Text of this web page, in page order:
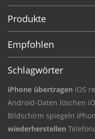
Produkte
Empfohlen
Schlagwörter
iPhone übertragen iOS
Android-Daten löschen
Bildschirm spiegeln
wiederherstellen